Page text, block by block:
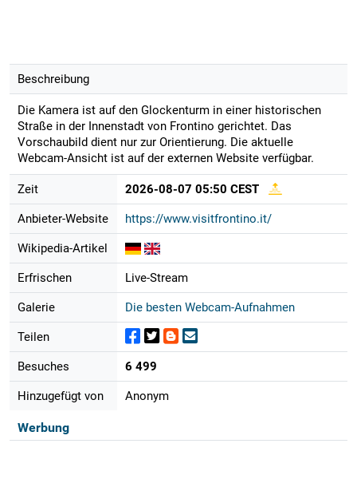
Beschreibung
Die Kamera ist auf den Glockenturm in einer historischen
Straße in der Innenstadt von Frontino gerichtet. Das
Vorschaubild dient nur zur Orientierung. Die aktuelle
Webcam-Ansicht ist auf der externen Website verfügbar.
Zeit 2026-08-07 05:50 CEST
Anbieter-Website https://www.visitfrontino.it/
Wikipedia-Artikel
Erfrischen Live-Stream
Galerie Die besten Webcam-Aufnahmen
Teilen
Besuches 6 499
Hinzugefügt von Anonym
Werbung